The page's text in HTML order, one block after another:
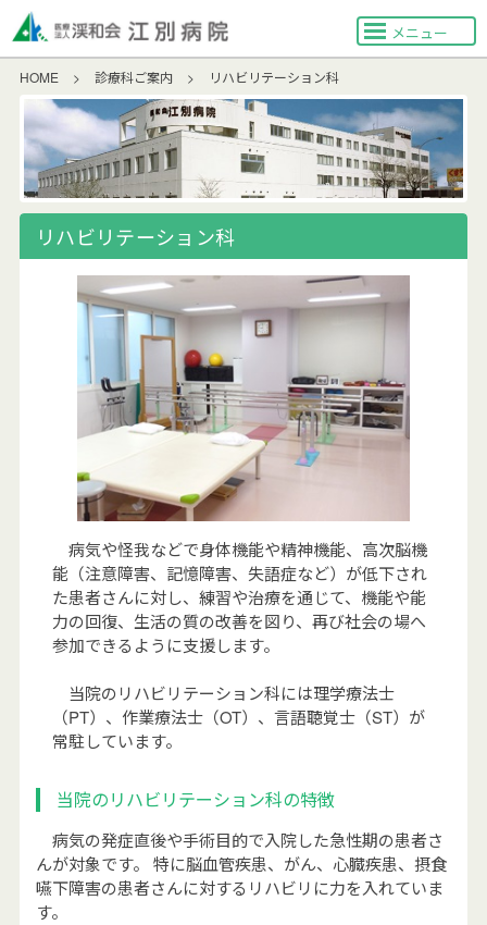
メニュー
HOME > 診療科ご案内 > リハビリテーション科
リハビリテーション科
病気や怪我などで身体機能や精神機能、高次脳機
能（注意障害、記憶障害、失語症など）が低下され
た患者さんに対し、練習や治療を通じて、機能や能
力の回復、生活の質の改善を図り、再び社会の場へ
参加できるように支援します。
当院のリハビリテーション科には理学療法士
（PT）、作業療法士（OT）、言語聴覚士（ST）が
常駐しています。
当院のリハビリテーション科の特徴
病気の発症直後や手術目的で入院した急性期の患者さ
んが対象です。 特に脳血管疾患、がん、心臓疾患、摂食
嚥下障害の患者さんに対するリハビリに力を入れていま
す。